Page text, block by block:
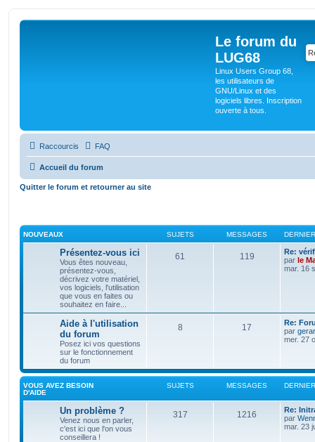
Le forum du
LUG68
Linux Users Group 68,
les utilisateurs de
GNU/Linux et des
logiciels libres. Inscription
ouverte à tous.
Raccourcis FAQ
Accueil du forum
Quitter le forum et retourner au site
NOUVEAUX SUJETS MESSAGES
Présentez-vous ici
Vous êtes nouveau,
présentez-vous,
décrivez votre matériel,
vos logiciels, l'utilisation
que vous en faites ou
souhaitez en faire...
61 119
Re:
par le
mar. 16
Aide à l'utilisation
du forum
Posez ici vos questions
sur le fonctionnement
du forum
8 17
Re:
par
mer. 27
VOUS AVEZ BESOIN
D'AIDE
SUJETS MESSAGES
Un problème ?
Venez nous en parler,
c'est ici que l'on vous
conseillera !
317 1216
Re:
par
mar. 23